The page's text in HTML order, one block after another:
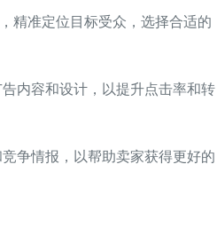
精准定位目标受众，选择合适的
内容和设计，以提升点击率和转
争情报，以帮助卖家获得更好的